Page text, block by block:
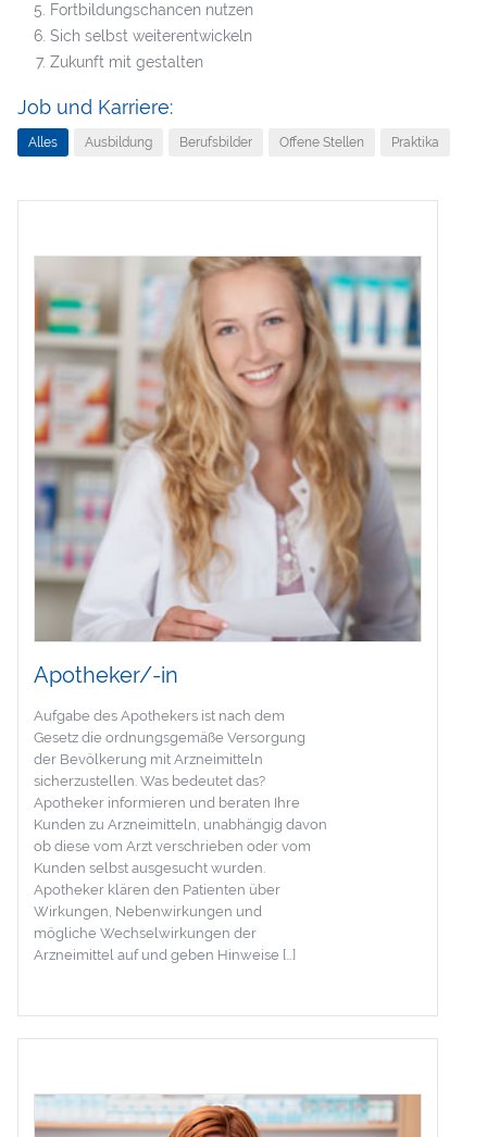
Fortbildungschancen nutzen
Sich selbst weiterentwickeln
Zukunft mit gestalten
Job und Karriere:
Alles Ausbildung Berufsbilder Offene Stellen Praktika
Apotheker/-in
Aufgabe des Apothekers ist nach dem
Gesetz die ordnungsgemäße Versorgung
der Bevölkerung mit Arzneimitteln
sicherzustellen. Was bedeutet das?
Apotheker informieren und beraten Ihre
Kunden zu Arzneimitteln, unabhängig davon
ob diese vom Arzt verschrieben oder vom
Kunden selbst ausgesucht wurden.
Apotheker klären den Patienten über
Wirkungen, Nebenwirkungen und
mögliche Wechselwirkungen der
Arzneimittel auf und geben Hinweise […]